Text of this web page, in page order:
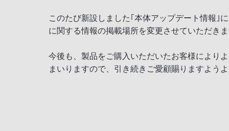
このたび新設しました｢本体アップデート情報｣
に関する情報の掲載場所を変更させていただき
今後も、製品をご購入いただいたお客様により
まいりますので、引き続きご愛顧賜りますよう